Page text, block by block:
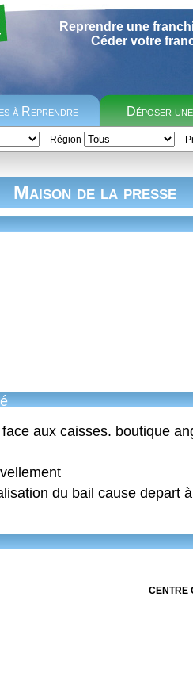
Reprendre une
Céder votre
à Reprendre Déposer
Région
Maison de la presse
aux caisses. boutique
du bail cause depart
CENTRE